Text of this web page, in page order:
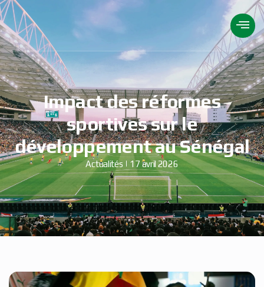
Impact des réformes
sportives sur le
développement au Sénégal
Actualités 17 avril 2026